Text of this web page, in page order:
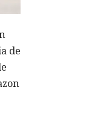
de